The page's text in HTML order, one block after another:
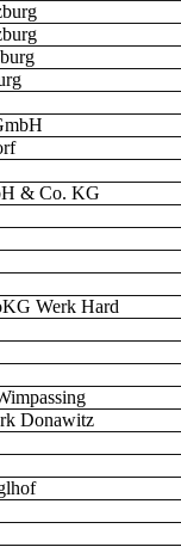
& Co. KG
Werk Hard
Donawitz